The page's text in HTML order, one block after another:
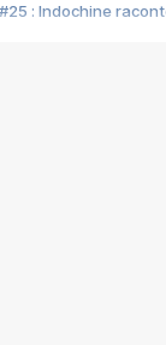
#25 : Indochine